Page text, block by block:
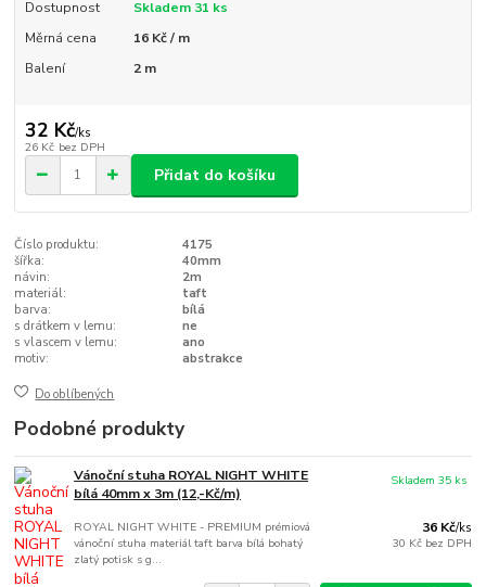
Dostupnost
Skladem 31 ks
Měrná cena
16 Kč / m
Balení
2 m
32 Kč/ks
26 Kč bez DPH
Přidat do košíku
Číslo produktu:
4175
šířka:
40mm
návin:
2m
materiál:
taft
barva:
bílá
s drátkem v lemu:
ne
s vlascem v lemu:
ano
motiv:
abstrakce
Do oblíbených
Podobné produkty
Vánoční stuha ROYAL NIGHT WHITE
bílá 40mm x 3m (12,-Kč/m)
ROYAL NIGHT WHITE - PREMIUM prémiová
vánoční stuha materiál taft barva bílá bohatý
zlatý potisk s g...
36 Kč/ks
30 Kč bez DPH
Skladem 35 ks